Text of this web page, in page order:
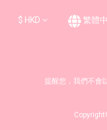
$ HKD 繁體
提醒您，我們不會